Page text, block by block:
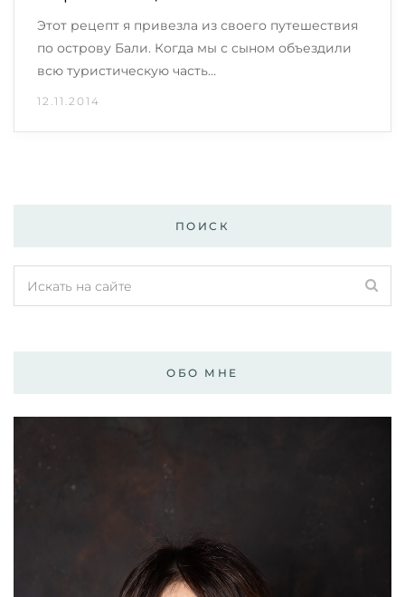
Этот рецепт я привезла из своего путешествия
по острову Бали. Когда мы с сыном объездили
всю туристическую часть…
12.11.2014
ПОИСК
ОБО МНЕ